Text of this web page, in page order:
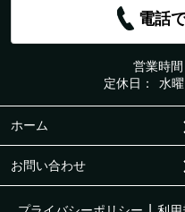
電話
営業時間
定休日：
水
ホーム
お問い合わせ